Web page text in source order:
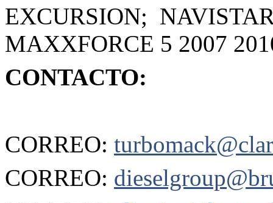
EXCURSION;
MAXXFORCE 5 2007
CONTACTO:
CORREO:
CORREO: